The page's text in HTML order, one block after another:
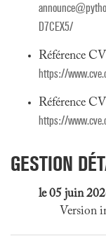
D7CEX5/
Référence
https://
Référence
https://
GESTION
le 05 juin
Version